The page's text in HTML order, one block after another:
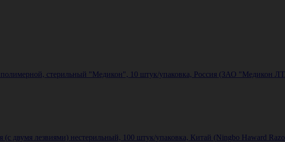
стерильный "Медикон", 10 штук/упаковка, Россия (ЗАО "Медикон
(с двумя лезвиями) нестерильный, 100 штук/упаковка, Китай (Ningbo Haward